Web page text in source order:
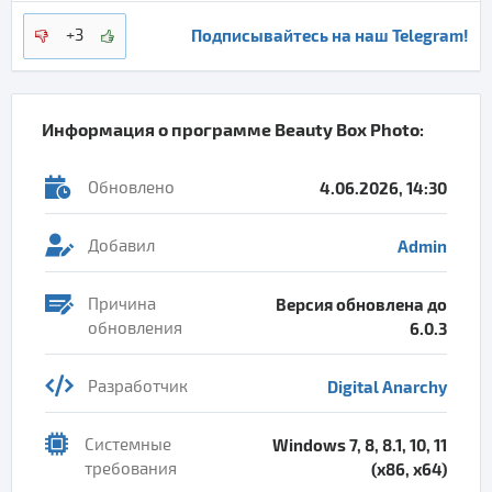
+3 Подписывайтесь на наш Telegram!
Информация о программе Beauty Box Photo:
Обновлено 4.06.2026, 14:30
Добавил Admin
Причина
обновления
Версия обновлена до
6.0.3
Разработчик Digital Anarchy
Системные
требования
Windows 7, 8, 8.1, 10, 11
(x86, x64)